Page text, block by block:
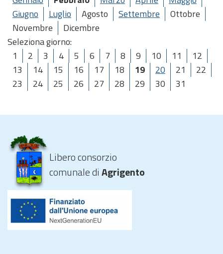
Giugno
Luglio Agosto Settembre
Ottobre
Novembre
Dicembre
Seleziona giorno:
1
2 3 4 5 6 7 8 9 10 11
12
13
14 15 16 17 18 19 20 21
22
23
24 25 26 27 28 29 30 31
Libero consorzio
comunale diAgrigento